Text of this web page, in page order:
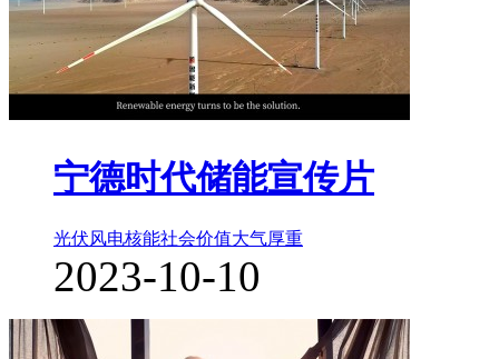
宁德时代储能宣传片
光伏风电核能社会价值大气厚重
2023-10-10